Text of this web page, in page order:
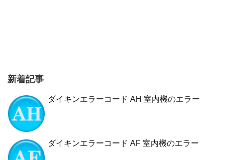
新着記事
ダイキンエラーコード AH 室内機のエラー
ダイキンエラーコード AF 室内機のエラー